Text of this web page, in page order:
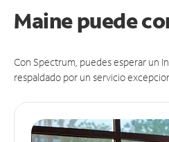
Maine puede
Con Spectrum, puedes esperar un
respaldado por un servicio